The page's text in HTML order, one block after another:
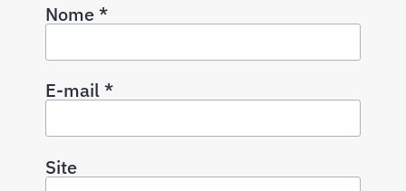
Nome*
E-mail*
Site